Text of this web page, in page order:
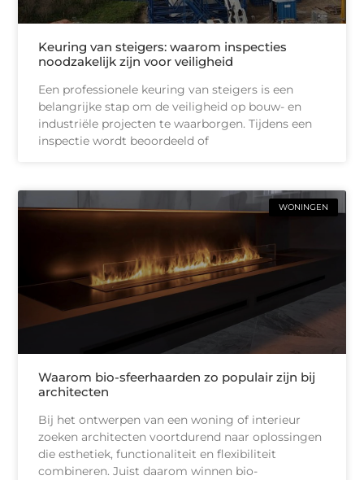
Keuring van steigers: waarom inspecties
noodzakelijk zijn voor veiligheid
Een professionele keuring van steigers is een
belangrijke stap om de veiligheid op bouw- en
industriële projecten te waarborgen. Tijdens een
inspectie wordt beoordeeld of
WONINGEN
Waarom bio-sfeerhaarden zo populair zijn bij
architecten
Bij het ontwerpen van een woning of interieur
zoeken architecten voortdurend naar oplossingen
die esthetiek, functionaliteit en flexibiliteit
combineren. Juist daarom winnen bio-